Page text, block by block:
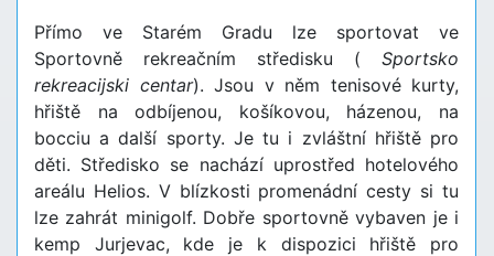
Přímo ve Starém Gradu lze sportovat ve
Sportovně rekreačním středisku ( Sportsko
rekreacijski centar). Jsou v něm tenisové kurty,
hřiště na odbíjenou, košíkovou, házenou, na
bocciu a další sporty. Je tu i zvláštní hřiště pro
děti. Středisko se nachází uprostřed hotelového
areálu Helios. V blízkosti promenádní cesty si tu
lze zahrát minigolf. Dobře sportovně vybaven je i
kemp Jurjevac, kde je k dispozici hřiště pro